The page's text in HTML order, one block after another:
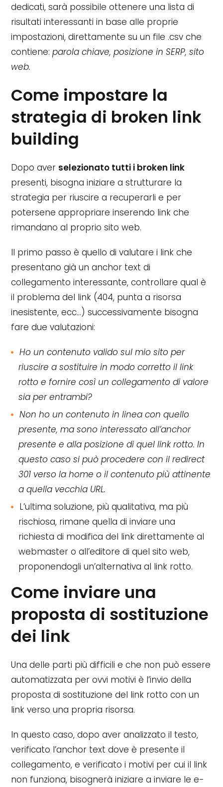
dedicati, sarà possibile ottenere una lista di
risultati interessanti in base alle proprie
impostazioni, direttamente su un file .csv che
contiene:parola chiave, posizione in SERP, sito
web.
Come impostare la
strategia di broken link
building
Dopo aver selezionato tutti i broken link
presenti, bisogna iniziare a strutturare la
strategia per riuscire a recuperarli e per
potersene appropriare inserendo link che
rimandano al proprio sito web.
Il primo passo è quello di valutare i link che
presentano già un anchor text di
collegamento interessante, controllare qual è
il problema del link (404, punta a risorsa
inesistente, ecc…) successivamente bisogna
fare due valutazioni:
Ho un contenuto valido sul mio sito per
riuscire a sostituire in modo corretto il link
rotto e fornire così un collegamento di valore
sia per entrambi?
Non ho un contenuto in linea con quello
presente, ma sono interessato all’anchor
presente e alla posizione di quel link rotto. In
questo caso si può procedere con il redirect
301 verso la home o il contenuto più attinente
a quella vecchia URL.
L’ultima soluzione, più qualitativa, ma più
rischiosa, rimane quella di inviare una
richiesta di modifica del link direttamente al
webmaster o all’editore di quel sito web,
proponendogli un’alternativa al link rotto.
Come inviare una
proposta di sostituzione
dei link
Una delle parti più difficili e che non può essere
automatizzata per ovvi motivi è l’invio della
proposta di sostituzione del link rotto con un
link verso una propria risorsa.
In questo caso, dopo aver analizzato il testo,
verificato l’anchor text dove è presente il
collegamento, e verificato i motivi per cui il link
non funziona, bisognerà iniziare a inviare le e-